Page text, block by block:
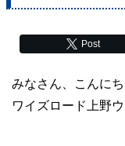
Post
みなさん、こんにち
ワイズロード上野